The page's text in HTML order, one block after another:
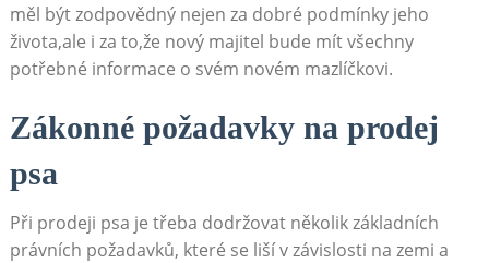
měl být‌ zodpovědný nejen za dobré podmínky⁢ jeho
života,ale i za to,že nový majitel bude mít všechny‌
potřebné informace o ​svém novém mazlíčkovi.
Zákonné požadavky na‌ prodej
psa
Při prodeji⁤ psa je třeba dodržovat několik základních
právních požadavků, které se liší v závislosti na zemi ⁢a